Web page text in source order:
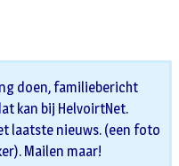
doen, familiebericht
kan bij HelvoirtNet.
laatste nieuws. (een foto
Mailen maar!